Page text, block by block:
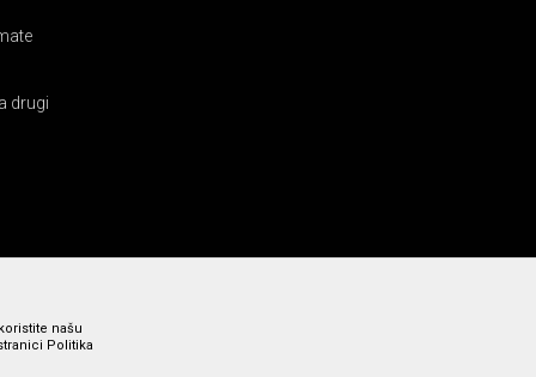
drugi
našu
Politika